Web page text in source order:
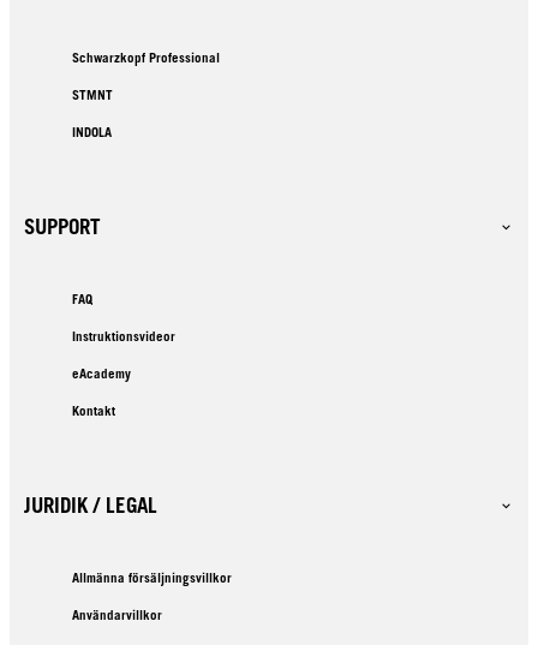
Schwarzkopf Professional
STMNT
INDOLA
SUPPORT
FAQ
Instruktionsvideor
eAcademy
Kontakt
JURIDIK / LEGAL
Allmänna försäljningsvillkor
Användarvillkor